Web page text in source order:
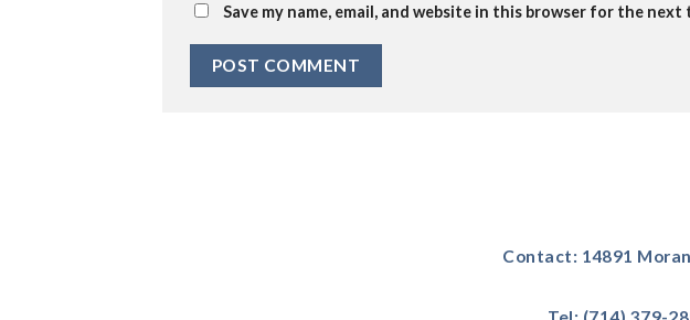
Save my name, email, and website in this browser for the next
Contact: 14891